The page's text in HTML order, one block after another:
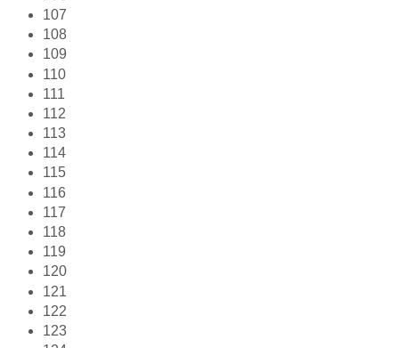
107
108
109
110
111
112
113
114
115
116
117
118
119
120
121
122
123